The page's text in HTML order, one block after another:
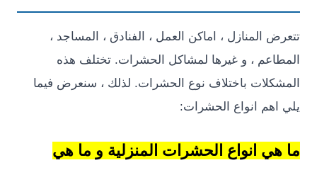
المنازل ، اماكن العمل ، الفنادق ، المساجد ،
، و غيرها لمشاكل الحشرات. تختلف هذه
باختلاف نوع الحشرات. لذلك ، سنعرض فيما
انواع الحشرات:
انواع الحشرات المنزلية و ما هي